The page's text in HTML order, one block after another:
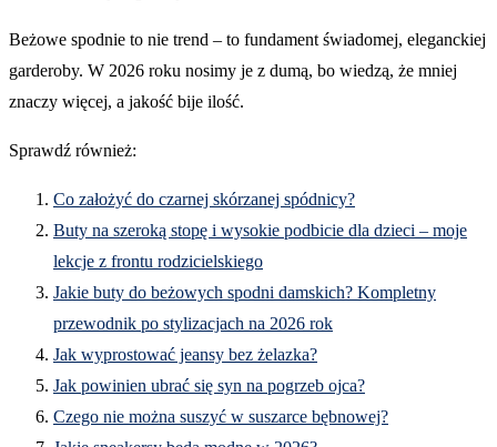
Beżowe spodnie to nie trend – to fundament świadomej, eleganckiej
garderoby. W 2026 roku nosimy je z dumą, bo wiedzą, że mniej
znaczy więcej, a jakość bije ilość.
Sprawdź również:
Co założyć do czarnej skórzanej spódnicy?
Buty na szeroką stopę i wysokie podbicie dla dzieci – moje
lekcje z frontu rodzicielskiego
Jakie buty do beżowych spodni damskich? Kompletny
przewodnik po stylizacjach na 2026 rok
Jak wyprostować jeansy bez żelazka?
Jak powinien ubrać się syn na pogrzeb ojca?
Czego nie można suszyć w suszarce bębnowej?